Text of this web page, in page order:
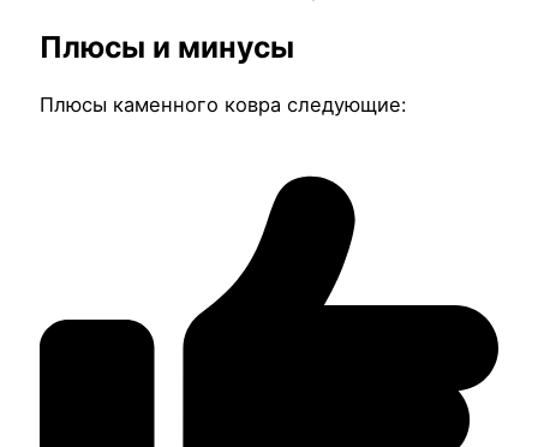
Плюсы и минусы
Плюсы каменного ковра следующие: